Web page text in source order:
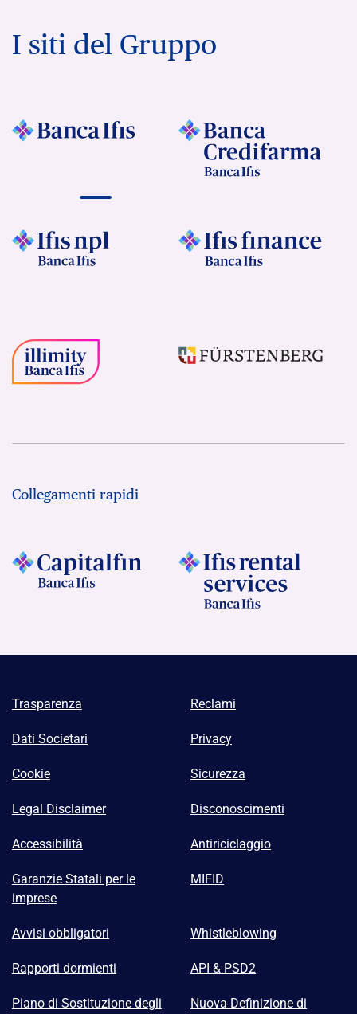
I siti del Gruppo
Collegamenti rapidi
Trasparenza Reclami
Dati Societari Privacy
Cookie Sicurezza
Legal Disclaimer Disconoscimenti
Accessibilità Antiriciclaggio
Garanzie Statali per le
imprese
MIFID
Avvisi obbligatori Whistleblowing
Rapporti dormienti API & PSD2
Piano di Sostituzione degli Nuova Definizione di